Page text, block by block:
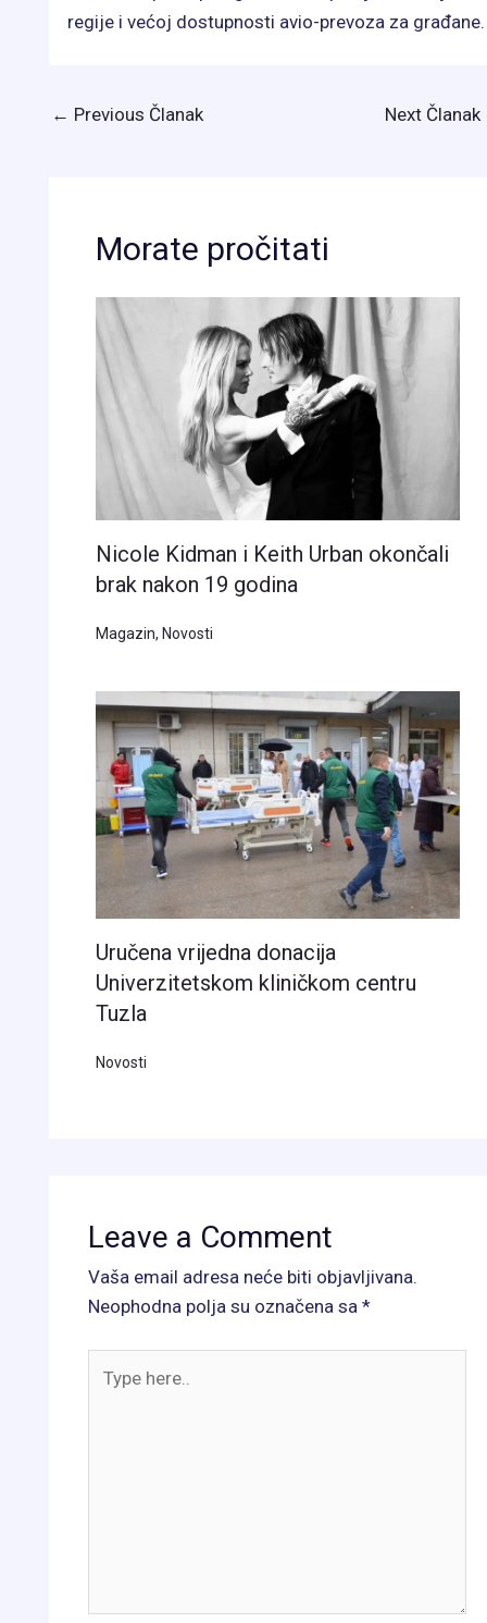
regije i većoj dostupnosti avio-prevoza za građane.
← Previous Članak Next Članak
Morate pročitati
Nicole Kidman i Keith Urban okončali
brak nakon 19 godina
Magazin, Novosti
Uručena vrijedna donacija
Univerzitetskom kliničkom centru
Tuzla
Novosti
Leave a Comment
Vaša email adresa neće biti objavljivana.
Neophodna polja su označena sa*
here..